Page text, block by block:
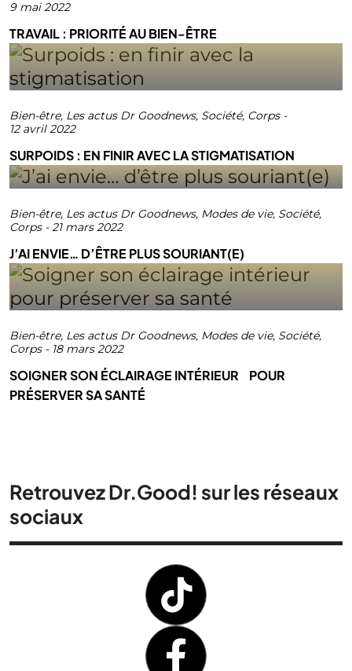
9 mai 2022
TRAVAIL : PRIORITÉ AU BIEN-ÊTRE
Bien-être, Les actus Dr Goodnews, Société, Corps-
12 avril 2022
SURPOIDS : EN FINIR AVEC LA STIGMATISATION
Bien-être, Les actus Dr Goodnews, Modes de vie, Société,
Corps-21 mars 2022
J’AI ENVIE… D’ÊTRE PLUS SOURIANT(E)
Bien-être, Les actus Dr Goodnews, Modes de vie, Société,
Corps- 18 mars 2022
SOIGNER SON ÉCLAIRAGE INTÉRIEUR POUR
PRÉSERVER SA SANTÉ
Retrouvez Dr.Good! sur les réseaux
sociaux